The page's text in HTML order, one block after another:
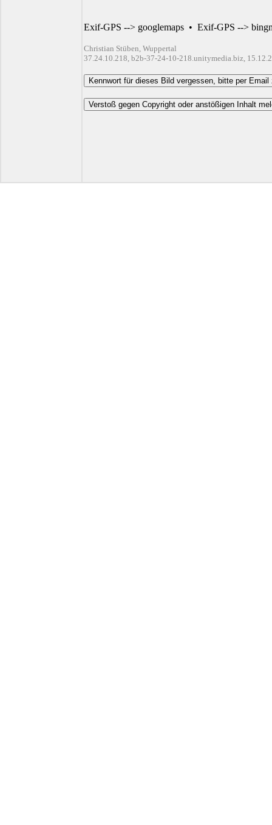
Exif-GPS --> googlemaps • Exif-GPS -->
Christian Stüben, Wuppertal
37.24.10.218, b2b-37-24-10-218.unitymedia.biz,